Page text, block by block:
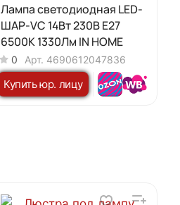
Лампа светодиодная LED-
ШАР-VC 14Вт 230В E27
6500K 1330Лм IN HOME
0 Арт. 4690612047836
Купить юр. лицу